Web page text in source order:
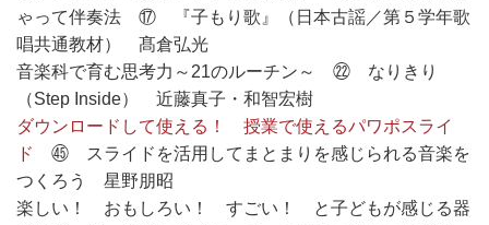
ゃって伴奏法 ⑰ 『子もり歌』（日本古謡／第５学年歌
唱共通教材） 髙倉弘光
音楽科で育む思考力～21のルーチン～ ㉒ なりきり
（Step Inside） 近藤真子・和智宏樹
ダウンロードして使える！ 授業で使えるパワポスライ
ド
㊺ スライドを活用してまとまりを感じられる音楽を
つくろう 星野朋昭
楽しい！ おもしろい！ すごい！ と子どもが感じる器